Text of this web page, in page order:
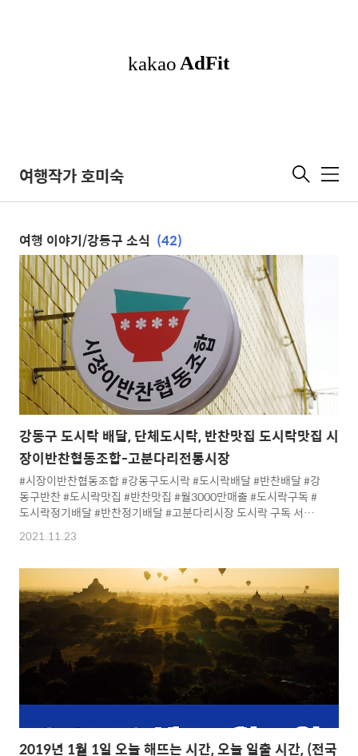
여행작가 호미숙 메
여행 이야기/강동구 소식 (42)
강동구 도시락 배달, 단체도시락, 반찬맛집 도시락맛집 시
장이반찬협동조합-고분다리전통시장
#시장이반찬협동조합 #강동구도시락 #도시락배달 #반찬배달 #강
동구반찬 #도시락맛집 #반찬맛집 #월3000만매출 #도시락구독 #
도시락정기배달 #반찬정기배달 #고분다리시장 도시락 구독 서비
스를 아시나요? * 링크를 누르면 시장이반찬협동조합의 상세한 내
용을 알 수 있어요.*
[네이버 인플루언서] 시장이반찬협동조합-고분다리 서울 재래시장
강동구 도시락 배달. 단체 도 시장이반찬협동조합-고분다리 서울
재래시장 강동구 도시락 배달. 단체 도시락 구독 서비스로 월 3,000
만원 매출 안녕하세요. 호미숙 여행작가입니다. 지난 1년간 강동구
의 서울 재래시장 고분다 in.naver.com * 시장이반..
2021.11.23
2019년 1월 1일 오늘 해뜨는 시간, 오늘 일출 시간, (전국